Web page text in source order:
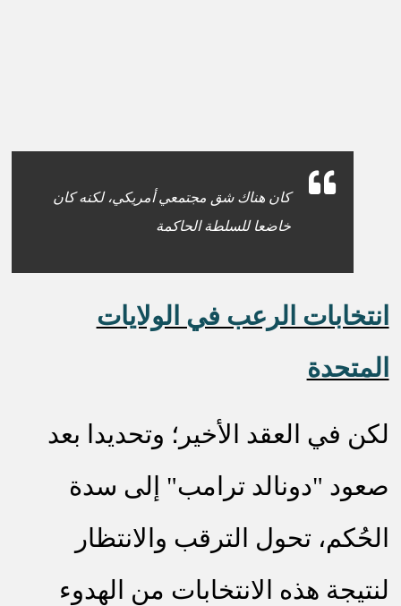
كان هناك شق مجتمعي أمريكي، لكنه كان
خاضعا للسلطة الحاكمة
انتخابات الرعب في الولايات
المتحدة
لكن في العقد الأخير؛ وتحديدا بعد
صعود "دونالد ترامب" إلى سدة
الحُكم، تحول الترقب والانتظار
لنتيجة هذه الانتخابات من الهدوء